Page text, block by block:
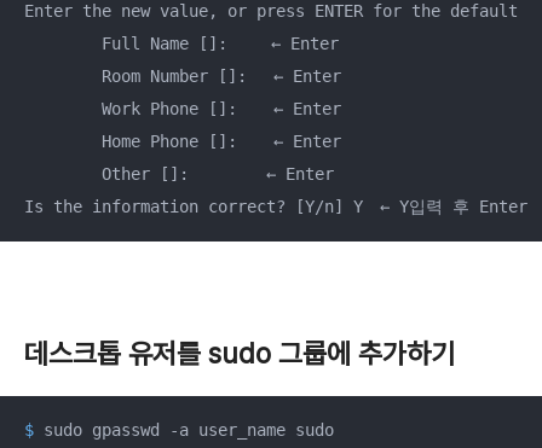
Enter the new value, or press ENTER for the default
        Full Name []: 　　← Enter
        Room Number []: 　← Enter
        Work Phone []: 　 ← Enter
        Home Phone []: 　 ← Enter
        Other []: 　　　　← Enter
Is the information correct? [Y/n] Y　← Y입력 후 Enter
데스크톱 유저를 sudo 그룹에 추가하기
$ sudo gpasswd -a user_name sudo